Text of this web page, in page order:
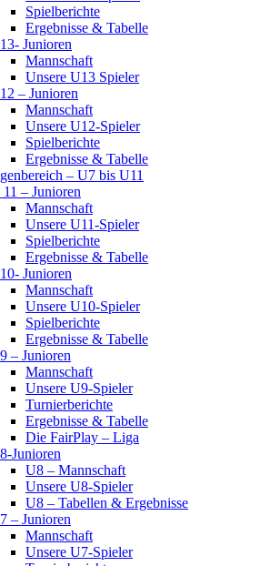
Spielberichte
Ergebnisse & Tabelle
Junioren
Mannschaft
Unsere U13 Spieler
– Junioren
Mannschaft
Unsere U12-Spieler
Spielberichte
Ergebnisse & Tabelle
– U7 bis U11
– Junioren
Mannschaft
Unsere U11-Spieler
Spielberichte
Ergebnisse & Tabelle
Junioren
Mannschaft
Unsere U10-Spieler
Spielberichte
Ergebnisse & Tabelle
– Junioren
Mannschaft
Unsere U9-Spieler
Turnierberichte
Ergebnisse & Tabelle
Die FairPlay – Liga
Junioren
U8 – Mannschaft
Unsere U8-Spieler
U8 – Tabellen & Ergebnisse
– Junioren
Mannschaft
Unsere U7-Spieler